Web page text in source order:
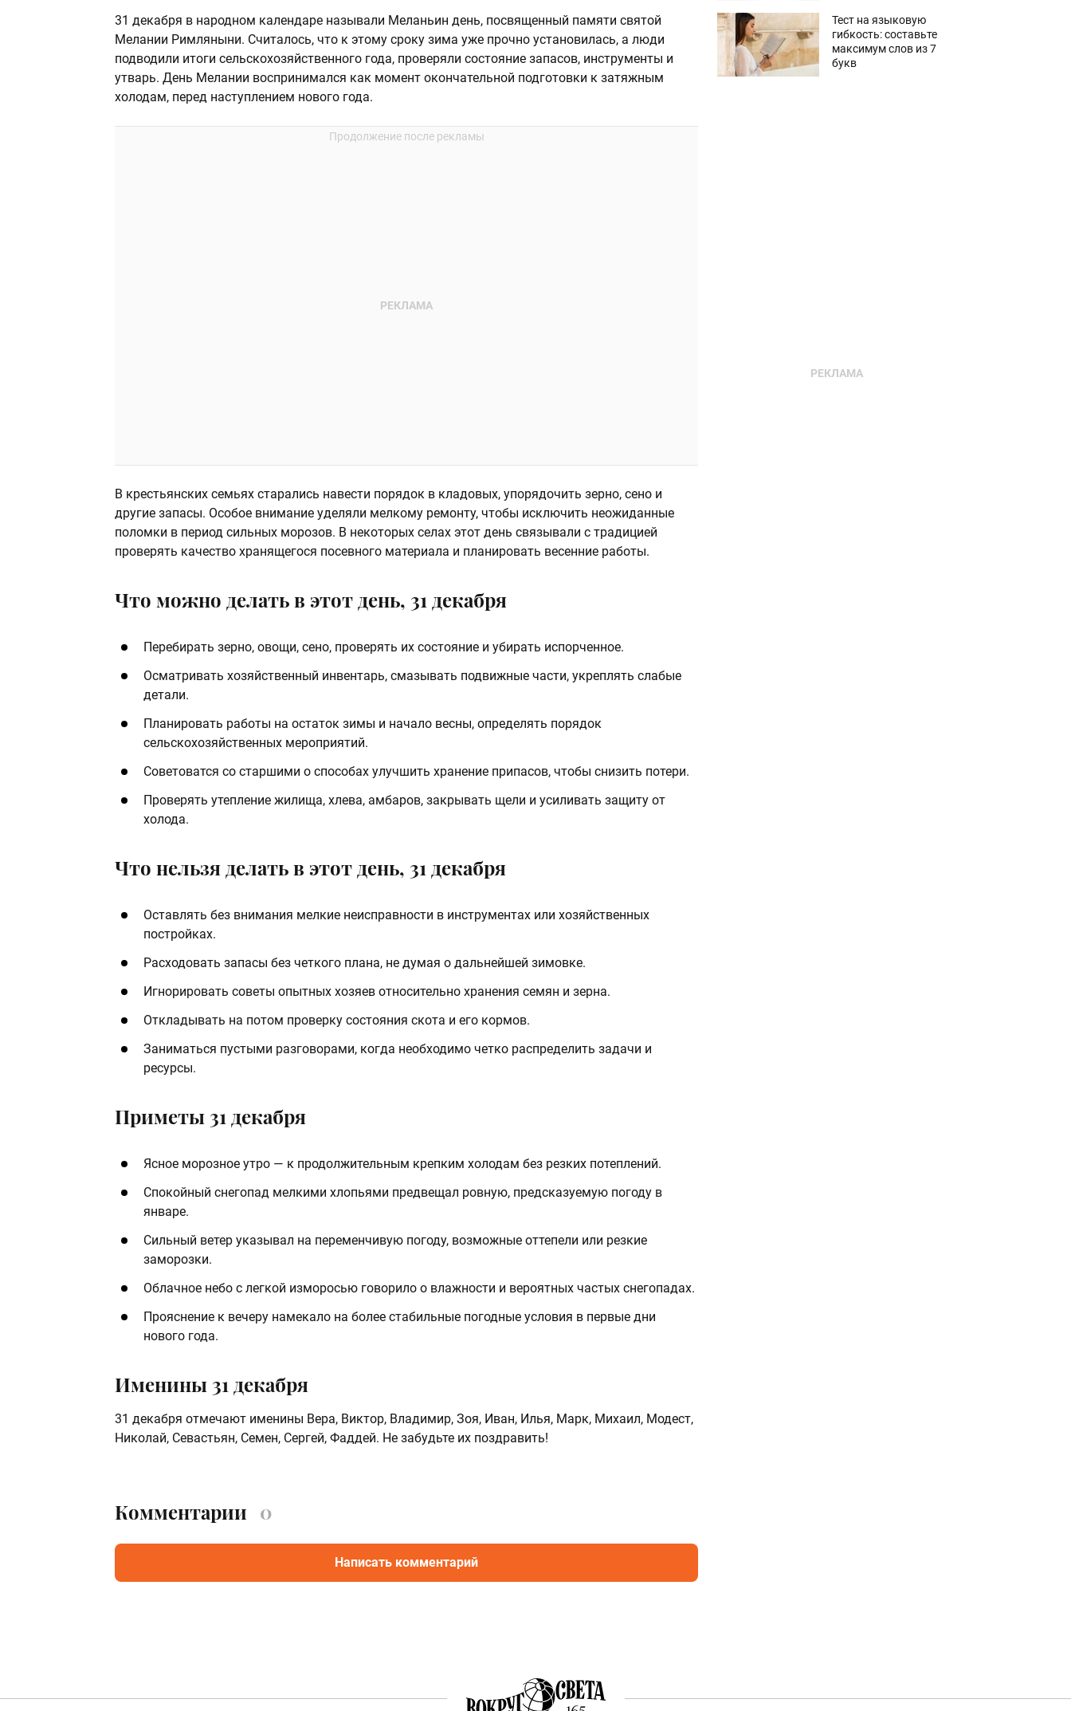
31 декабря в народном календаре называли Меланьин день, посвященный памяти святой
Мелании Римляныни. Считалось, что к этому сроку зима уже прочно установилась, а люди
подводили итоги сельскохозяйственного года, проверяли состояние запасов, инструменты и
утварь. День Мелании воспринимался как момент окончательной подготовки к затяжным
холодам, перед наступлением нового года.
В крестьянских семьях старались навести порядок в кладовых, упорядочить зерно, сено и
другие запасы. Особое внимание уделяли мелкому ремонту, чтобы исключить неожиданные
поломки в период сильных морозов. В некоторых селах этот день связывали с традицией
проверять качество хранящегося посевного материала и планировать весенние работы.
Что можно делать в этот день, 31 декабря
Перебирать зерно, овощи, сено, проверять их состояние и убирать испорченное.
Осматривать хозяйственный инвентарь, смазывать подвижные части, укреплять слабые
детали.
Планировать работы на остаток зимы и начало весны, определять порядок
сельскохозяйственных мероприятий.
Советоватся со старшими о способах улучшить хранение припасов, чтобы снизить потери.
Проверять утепление жилища, хлева, амбаров, закрывать щели и усиливать защиту от
холода.
Что нельзя делать в этот день, 31 декабря
Оставлять без внимания мелкие неисправности в инструментах или хозяйственных
постройках.
Расходовать запасы без четкого плана, не думая о дальнейшей зимовке.
Игнорировать советы опытных хозяев относительно хранения семян и зерна.
Откладывать на потом проверку состояния скота и его кормов.
Заниматься пустыми разговорами, когда необходимо четко распределить задачи и
ресурсы.
Приметы 31 декабря
Ясное морозное утро — к продолжительным крепким холодам без резких потеплений.
Спокойный снегопад мелкими хлопьями предвещал ровную, предсказуемую погоду в
январе.
Сильный ветер указывал на переменчивую погоду, возможные оттепели или резкие
заморозки.
Облачное небо с легкой изморосью говорило о влажности и вероятных частых снегопадах.
Прояснение к вечеру намекало на более стабильные погодные условия в первые дни
нового года.
Именины 31 декабря
31 декабря отмечают именины Вера, Виктор, Владимир, Зоя, Иван, Илья, Марк, Михаил, Модест,
Николай, Севастьян, Семен, Сергей, Фаддей. Не забудьте их поздравить!
Тест на языковую
гибкость: составьте
максимум слов из 7
букв
Комментарии 0
Написать комментарий